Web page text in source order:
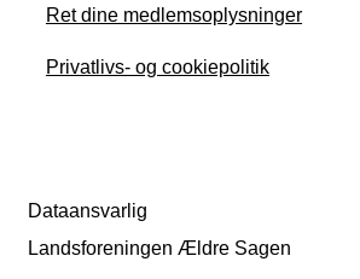
Ret dine medlemsoplysninger
Privatlivs- og cookiepolitik
Dataansvarlig
Landsforeningen Ældre Sagen